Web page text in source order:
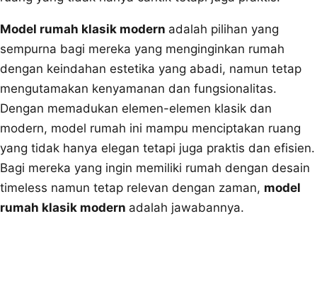
Model rumah klasik modern adalah pilihan yang
sempurna bagi mereka yang menginginkan rumah
dengan keindahan estetika yang abadi, namun tetap
mengutamakan kenyamanan dan fungsionalitas.
Dengan memadukan elemen-elemen klasik dan
modern, model rumah ini mampu menciptakan ruang
yang tidak hanya elegan tetapi juga praktis dan efisien.
Bagi mereka yang ingin memiliki rumah dengan desain
timeless namun tetap relevan dengan zaman, model
rumah klasik modern adalah jawabannya.